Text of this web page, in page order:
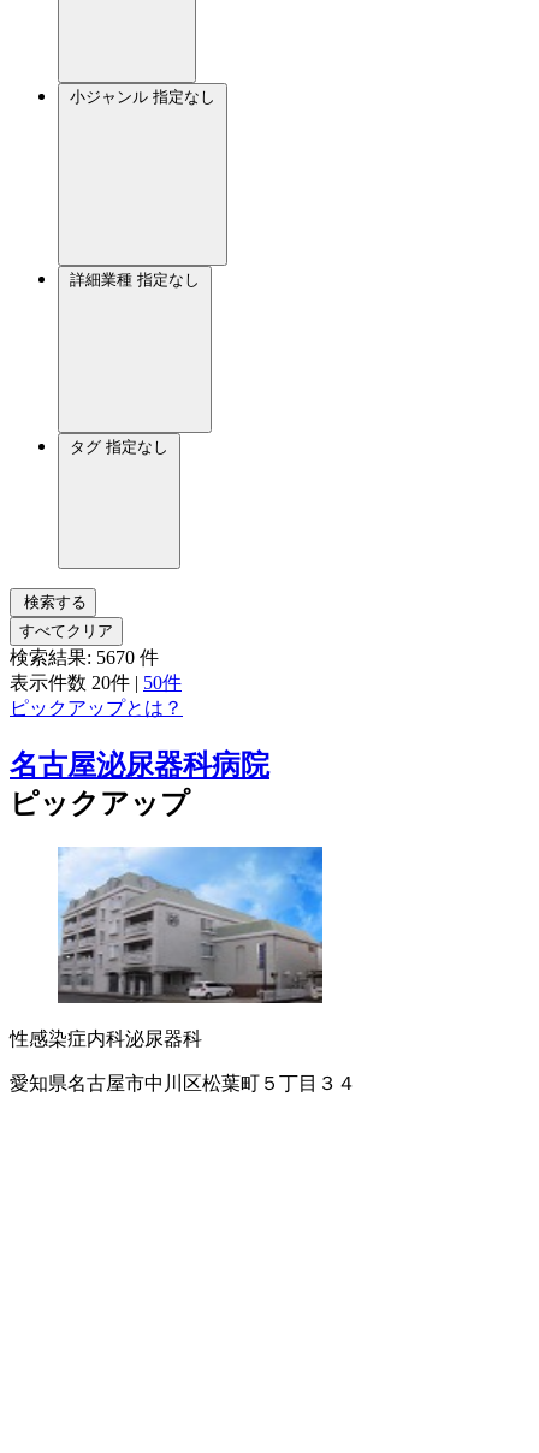
小ジャンル 指定なし
詳細業種 指定なし
タグ 指定なし
検索する
すべてクリア
検索結果: 5670 件
表示件数 20件 | 50件
ピックアップとは？
名古屋泌尿器科病院
ピックアップ
性感染症内科泌尿器科
愛知県名古屋市中川区松葉町５丁目３４